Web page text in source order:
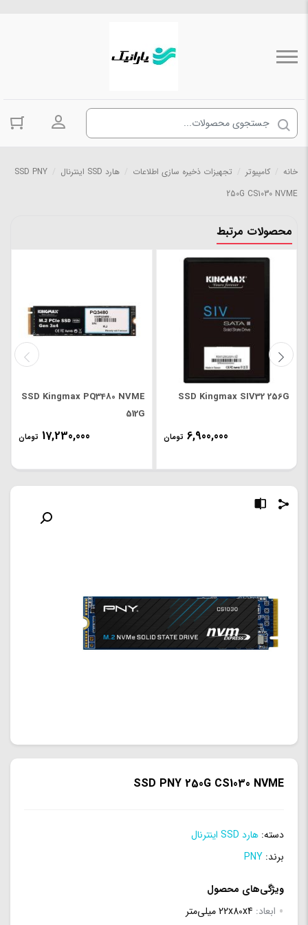
ورود به
خانه کامپیوتر تجهیزات ذخیره سازی اطلاعات هارد SSD اینترنال
SSD PNY
250G CS1030 NVME
محصولات مرتبط
SSD Kingmax SIV32 256G
6,900,000 تومان
SSD Kingmax PQ3480 NVME
512G
17,230,000 تومان
SSD PNY 250G CS1030 NVME
دسته: هارد SSD اینترنال
برند: PNY
ویژگی‌های محصول
ابعاد: 22x80x4 میلی‌‌متر